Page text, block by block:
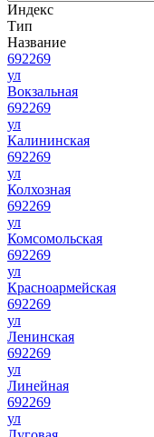
Индекс
Тип
Название
692269
ул
Вокзальная
692269
ул
Калининская
692269
ул
Колхозная
692269
ул
Комсомольская
692269
ул
Красноармейская
692269
ул
Ленинская
692269
ул
Линейная
692269
ул